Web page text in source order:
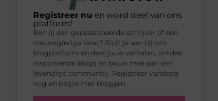
Registreer nu en word deel van ons
platform!
Ben jij een gepassioneerde schrijver of een
nieuwsgierige lezer? Sluit je aan bij ons
blogplatform en deel jouw verhalen, ontdek
inspirerende blogs en bouw mee aan een
levendige community. Registreer vandaag
nog en begin met bloggen.